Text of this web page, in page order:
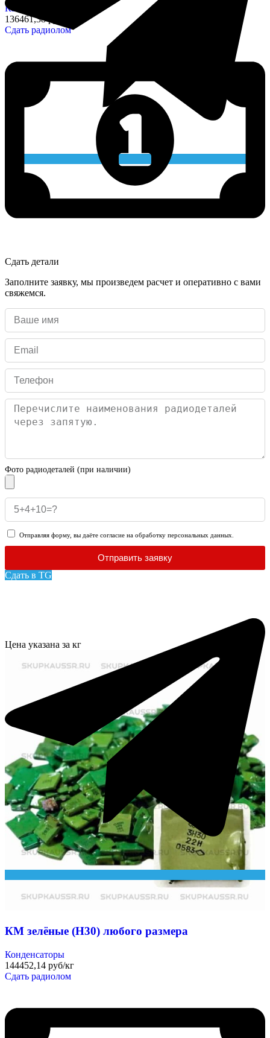
Конденсаторы
136461,38 руб/кг
Сдать радиолом
Сдать детали
Заполните заявку, мы произведем расчет и оперативно с вами
свяжемся.
Фото радиодеталей (при наличии)
Отправляя форму, вы даёте согласие на обработку персональных данных.
Отправить заявку
Сдать в TG
Цена указана за кг
КМ зелёные (Н30) любого размера
Конденсаторы
144452,14 руб/кг
Сдать радиолом